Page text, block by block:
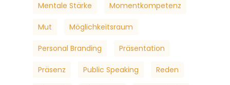
Mentale Stärke Momentkompetenz
Mut Möglichkeitsraum
Personal Branding Präsentation
Präsenz Public Speaking Reden